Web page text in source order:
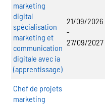
marketing
digital
spécialisation
marketing et
communication
digitale avec ia
(apprentissage)
21/09/2026
-
27/09/2027
Chef de projets
marketing